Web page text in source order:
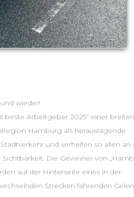
und wieder und
beste Arbeitgeber 2025“ einer breiten
Hamburg als herausragende
und verhelfen so allen an
Die Gewinner von
auf der Hinterseite eines in der
Strecken fahrenden